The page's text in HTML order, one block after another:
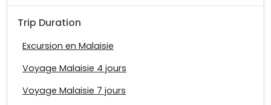
Trip Duration
Excursion en Malaisie
Voyage Malaisie 4 jours
Voyage Malaisie 7 jours